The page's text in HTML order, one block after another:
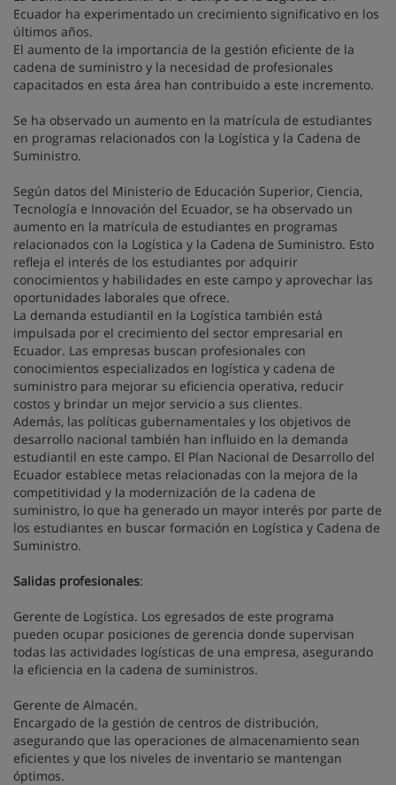
Ecuador ha experimentado un crecimiento significativo en los
últimos años.
El aumento de la importancia de la gestión eficiente de la
cadena de suministro y la necesidad de profesionales
capacitados en esta área han contribuido a este incremento.
Se ha observado un aumento en la matrícula de estudiantes
en programas relacionados con la Logística y la Cadena de
Suministro.
Según datos del Ministerio de Educación Superior, Ciencia,
Tecnología e Innovación del Ecuador, se ha observado un
aumento en la matrícula de estudiantes en programas
relacionados con la Logística y la Cadena de Suministro. Esto
refleja el interés de los estudiantes por adquirir
conocimientos y habilidades en este campo y aprovechar las
oportunidades laborales que ofrece.
La demanda estudiantil en la Logística también está
impulsada por el crecimiento del sector empresarial en
Ecuador. Las empresas buscan profesionales con
conocimientos especializados en logística y cadena de
suministro para mejorar su eficiencia operativa, reducir
costos y brindar un mejor servicio a sus clientes.
Además, las políticas gubernamentales y los objetivos de
desarrollo nacional también han influido en la demanda
estudiantil en este campo. El Plan Nacional de Desarrollo del
Ecuador establece metas relacionadas con la mejora de la
competitividad y la modernización de la cadena de
suministro, lo que ha generado un mayor interés por parte de
los estudiantes en buscar formación en Logística y Cadena de
Suministro.
Salidas profesionales:
Gerente de Logística. Los egresados de este programa
pueden ocupar posiciones de gerencia donde supervisan
todas las actividades logísticas de una empresa, asegurando
la eficiencia en la cadena de suministros.
Gerente de Almacén.
Encargado de la gestión de centros de distribución,
asegurando que las operaciones de almacenamiento sean
eficientes y que los niveles de inventario se mantengan
óptimos.